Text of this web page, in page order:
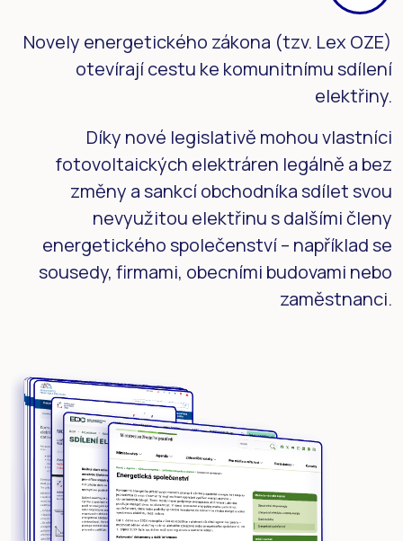
Novely energetického zákona (tzv. Lex OZE)
otevírají cestu ke komunitnímu sdílení
elektřiny.
Díky nové legislativě mohou vlastníci
fotovoltaických elektráren legálně a bez
změny a sankcí obchodníka sdílet svou
nevyužitou elektřinu s dalšími členy
energetického společenství – například se
sousedy, firmami, obecními budovami nebo
zaměstnanci.